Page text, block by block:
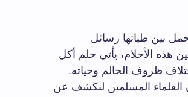
بين طياتها رسائل
هذه الأحلام، يأتي حلم أكل
ظروف الحالم وحياته.
العلماء المسلمين لنكشف عن